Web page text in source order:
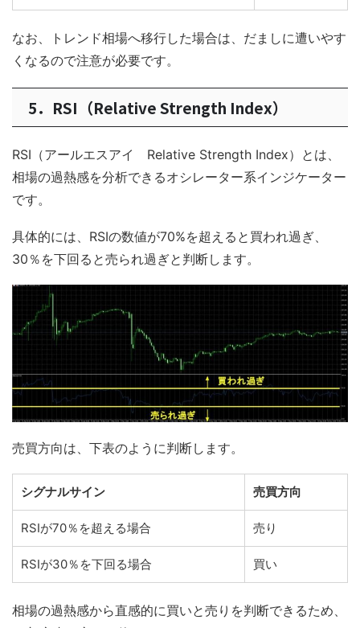
なお、トレンド相場へ移行した場合は、だましに遭いやす
くなるので注意が必要です。
5．RSI（Relative Strength Index）
RSI（アールエスアイ Relative Strength Index）とは、
相場の過熱感を分析できるオシレーター系インジケーター
です。
具体的には、RSIの数値が70%を超えると買われ過ぎ、
30％を下回ると売られ過ぎと判断します。
売買方向は、下表のように判断します。
シグナルサイン 売買方向
RSIが70％を超える場合 売り
RSIが30％を下回る場合 買い
相場の過熱感から直感的に買いと売りを判断できるため、